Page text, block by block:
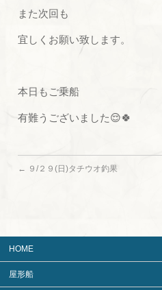
また次回も
宜しくお願い致します。
本日もご乗船
有難うございました😌🍀
← ９/２９(日)タチウオ釣果
HOME
屋形船